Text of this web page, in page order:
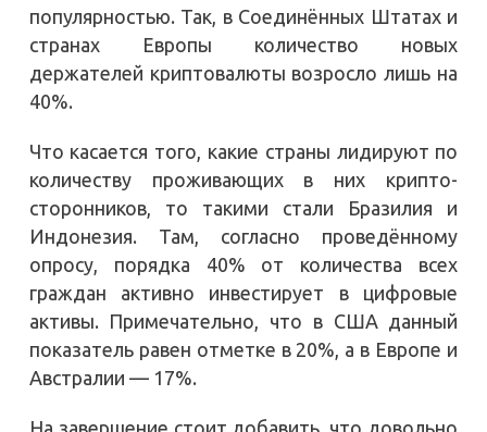
популярностью. Так, в Соединённых Штатах и
странах Европы количество новых
держателей криптовалюты возросло лишь на
40%.
Что касается того, какие страны лидируют по
количеству проживающих в них крипто-
сторонников, то такими стали Бразилия и
Индонезия. Там, согласно проведённому
опросу, порядка 40% от количества всех
граждан активно инвестирует в цифровые
активы. Примечательно, что в США данный
показатель равен отметке в 20%, а в Европе и
Австралии — 17%.
На завершение стоит добавить, что довольно